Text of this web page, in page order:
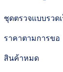
ชุดตรวจแบบรวด
ราคาตามการขอ
สินค้าหมด